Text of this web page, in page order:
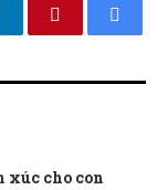
xúc cho con